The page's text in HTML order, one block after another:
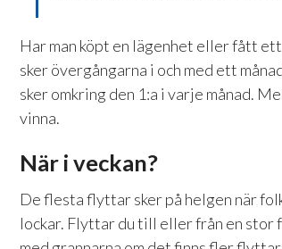
Har man köpt en lägenhet eller fått
sker övergångarna i och med ett
sker omkring den 1:a i varje månad.
vinna.
När i veckan?
De flesta flyttar sker på helgen när
lockar. Flyttar du till eller från en stor